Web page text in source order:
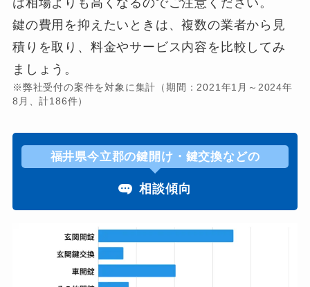
は相場よりも高くなるのでご注意ください。
鍵の費用を抑えたいときは、複数の業者から見
積りを取り、料金やサービス内容を比較してみ
ましょう。
※弊社受付の案件を対象に集計（期間：2021年1月～2024年
8月、計186件）
福井県今立郡の鍵開け・鍵交換などの
相談傾向